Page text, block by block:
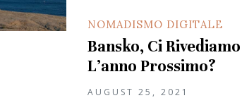
NOMADISMO DIGITALE
Bansko, Ci Rivediamo
L’anno Prossimo?
AUGUST 25, 2021